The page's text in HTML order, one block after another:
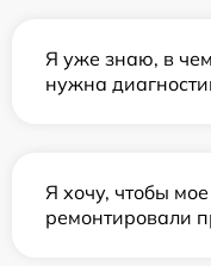
Я уже знаю, в
нужна
Я хочу, чтобы мое
ремонтировали